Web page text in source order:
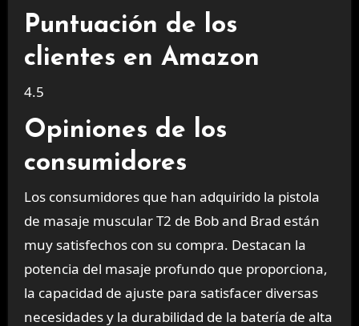
Puntuación de los
clientes en Amazon
4.5
Opiniones de los
consumidores
Los consumidores que han adquirido la pistola
de masaje muscular T2 de Bob and Brad están
muy satisfechos con su compra. Destacan la
potencia del masaje profundo que proporciona,
la capacidad de ajuste para satisfacer diversas
necesidades y la durabilidad de la batería de alta